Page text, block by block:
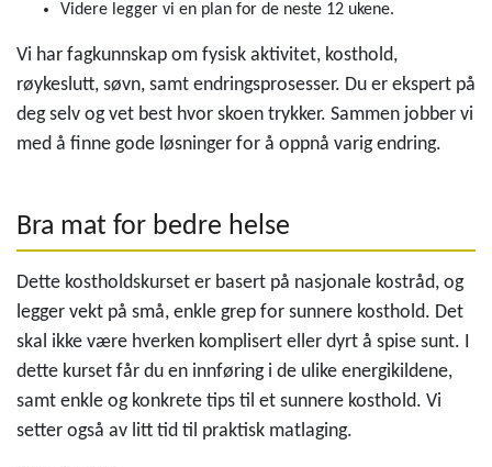
Videre legger vi en plan for de neste 12 ukene.
Vi har fagkunnskap om fysisk aktivitet, kosthold,
røykeslutt, søvn, samt endringsprosesser. Du er ekspert på
deg selv og vet best hvor skoen trykker. Sammen jobber vi
med å finne gode løsninger for å oppnå varig endring.
Bra mat for bedre helse
Dette kostholdskurset er basert på nasjonale kostråd, og
legger vekt på små, enkle grep for sunnere kosthold. Det
skal ikke være hverken komplisert eller dyrt å spise sunt. I
dette kurset får du en innføring i de ulike energikildene,
samt enkle og konkrete tips til et sunnere kosthold. Vi
setter også av litt tid til praktisk matlaging.